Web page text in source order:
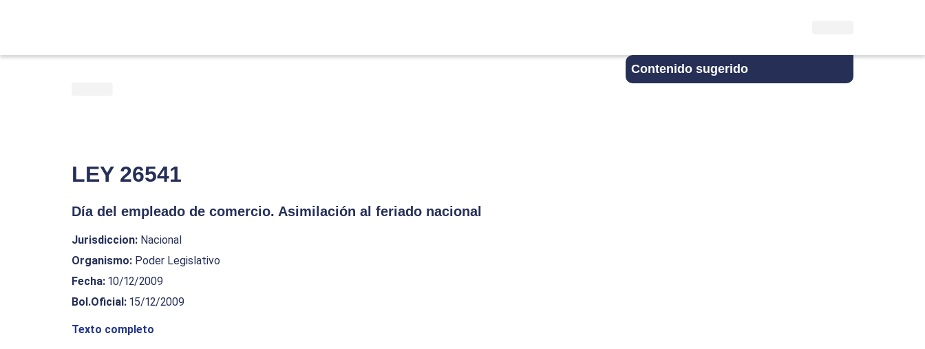
Contenido sugerido
LEY 26541
Día del empleado de comercio. Asimilación al feriado nacional
Jurisdiccion: Nacional
Organismo: Poder Legislativo
Fecha: 10/12/2009
Bol.Oficial: 15/12/2009
Texto completo